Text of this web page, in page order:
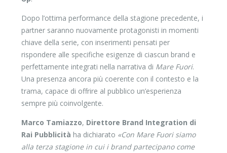
Dopo l’ottima performance della stagione precedente, i
partner saranno nuovamente protagonisti in momenti
chiave della serie, con inserimenti pensati per
rispondere alle specifiche esigenze di ciascun brand e
perfettamente integrati nella narrativa di Mare Fuori.
Una presenza ancora più coerente con il contesto e la
trama, capace di offrire al pubblico un’esperienza
sempre più coinvolgente.
Marco Tamiazzo, Direttore Brand Integration di
Rai Pubblicità ha dichiarato «Con Mare Fuori siamo
alla terza stagione in cui i brand partecipano come